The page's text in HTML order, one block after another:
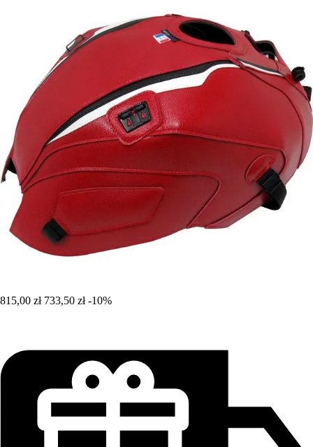
815,00 zł 733,50 zł -10%